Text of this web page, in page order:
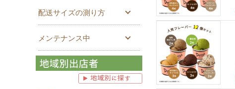
配送サイズの測り方
メンテナンス中